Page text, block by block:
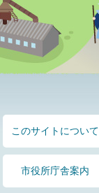
このサイトについて
市役所庁舎案内